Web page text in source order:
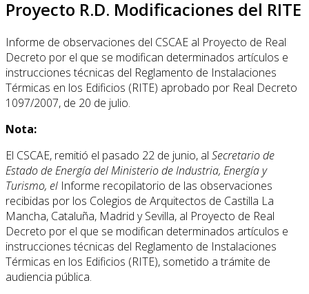
Proyecto R.D. Modificaciones del RITE
Informe de observaciones del CSCAE al Proyecto de Real
Decreto por el que se modifican determinados artículos e
instrucciones técnicas del Reglamento de Instalaciones
Térmicas en los Edificios (RITE) aprobado por Real Decreto
1097/2007, de 20 de julio.
Nota:
El CSCAE, remitió el pasado 22 de junio, al Secretario de
Estado de Energía del Ministerio de Industria, Energía y
Turismo, el Informe recopilatorio de las observaciones
recibidas por los Colegios de Arquitectos de Castilla La
Mancha, Cataluña, Madrid y Sevilla, al Proyecto de Real
Decreto por el que se modifican determinados artículos e
instrucciones técnicas del Reglamento de Instalaciones
Térmicas en los Edificios (RITE), sometido a trámite de
audiencia pública.